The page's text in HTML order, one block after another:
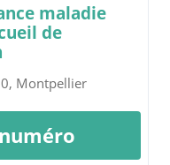
maladie
de
Montpellier